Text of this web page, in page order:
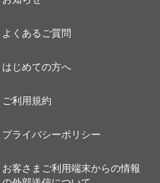
よくあるご質問
はじめての方へ
ご利用規約
プライバシーポリシー
お客さまご利用端末からの情報